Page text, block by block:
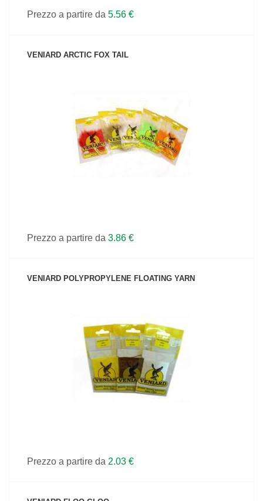
Prezzo a partire da 5.56 €
VENIARD ARCTIC FOX TAIL
VEDI IL PRODOTTO
Prezzo a partire da 3.86 €
VENIARD POLYPROPYLENE FLOATING YARN
VEDI IL PRODOTTO
Prezzo a partire da 2.03 €